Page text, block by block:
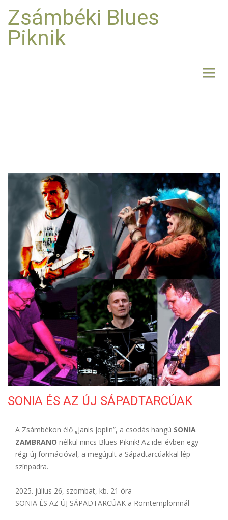
Zsámbéki Blues
Piknik
RÓLUNK
ELÉRHETŐSÉG
SONIA ÉS AZ ÚJ SÁPADTARCÚAK
A Zsámbékon élő „Janis Joplin”, a csodás hangú SONIA
ZAMBRANO nélkül nincs Blues Piknik! Az idei évben egy
régi-új formációval, a megújult a Sápadtarcúakkal lép
színpadra.
2025. július 26, szombat, kb. 21 óra
SONIA ÉS AZ ÚJ SÁPADTARCÚAK a Romtemplomnál